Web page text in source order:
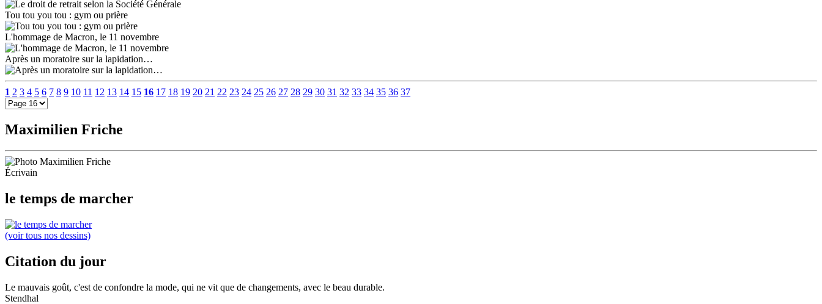
Tou tou you tou : gym ou prière
L'hommage de Macron, le 11 novembre
Après un moratoire sur la lapidation…
1 2 3 4 5 6 7 8 9 10 11 12 13 14 15 16 17 18 19 20 21 22 23 24 25 26 27 28 29 30 31 32 33 34 35 36 37
Maximilien Friche
Écrivain
le temps de marcher
(voir tous nos dessins)
Citation du jour
Le mauvais goût, c'est de confondre la mode, qui ne vit que de changements, avec le beau durable.
Stendhal